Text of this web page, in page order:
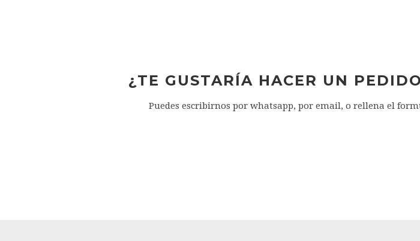
¿TE GUSTARÍA HACER UN
Puedes escribirnos por whatsapp, por email, o rellena el